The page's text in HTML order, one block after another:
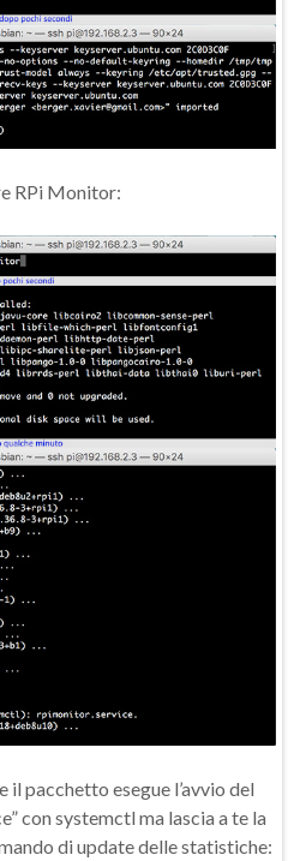
RPi Monitor:
il pacchetto esegue l’avvio del
con systemctl ma lascia a te la
di update delle statistiche: